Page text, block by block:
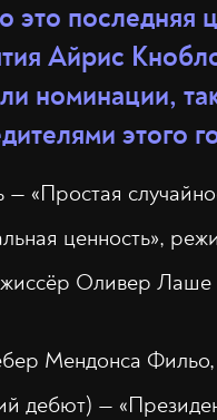
это
Айрис
номинации,
этого
— «Простая
ценность»,
Оливер Лаше
Мендонса Фильо,
дебют) —